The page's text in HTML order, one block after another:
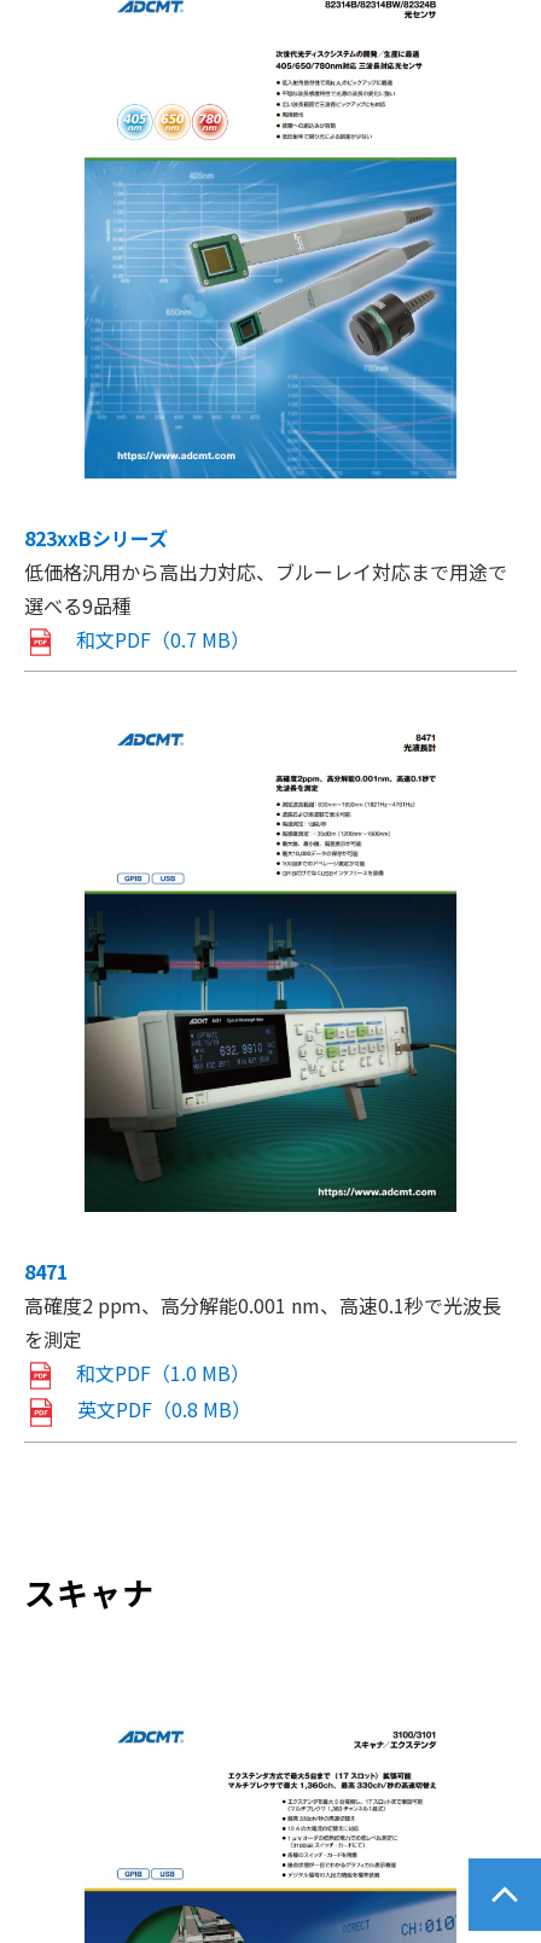
823xxBシリーズ
低価格汎用から高出力対応、ブルーレイ対応まで用途で
選べる9品種
和文PDF（0.7 MB）
8471
高確度2 ppｍ、高分解能0.001 nm、高速0.1秒で光波長
を測定
和文PDF（1.0 MB）
英文PDF（0.8 MB）
スキャナ